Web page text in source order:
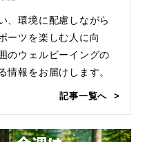
、環境に配慮しながら
ーツを楽しむ人に向
のウェルビーイングの
情報をお届けします。
記事一覧へ